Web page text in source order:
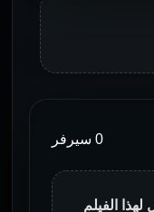
0 سيرفر
الفيلم